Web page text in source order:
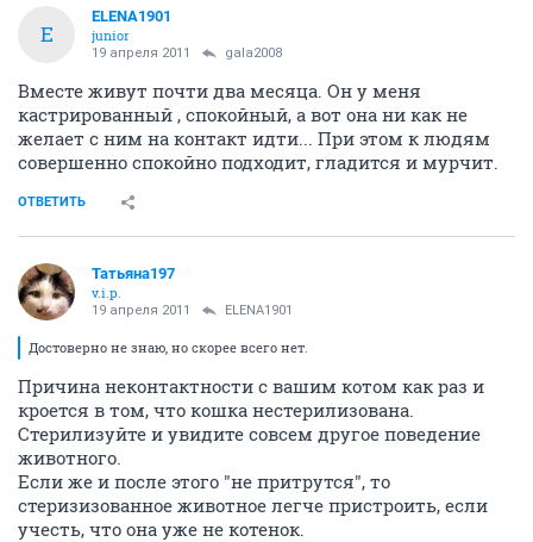
E
ELENA1901
junior
19 апреля 2011 gala2008
Вместе живут почти два месяца. Он у меня
кастрированный , спокойный, а вот она ни как не
желает с ним на контакт идти... При этом к людям
совершенно спокойно подходит, гладится и мурчит.
ОТВЕТИТЬ
Татьяна197
v.i.p.
19 апреля 2011 ELENA1901
Достоверно не знаю, но скорее всего нет.
Причина неконтактности с вашим котом как раз и
кроется в том, что кошка нестерилизована.
Стерилизуйте и увидите совсем другое поведение
животного.
Если же и после этого "не притрутся", то
стеризизованное животное легче пристроить, если
учесть, что она уже не котенок.